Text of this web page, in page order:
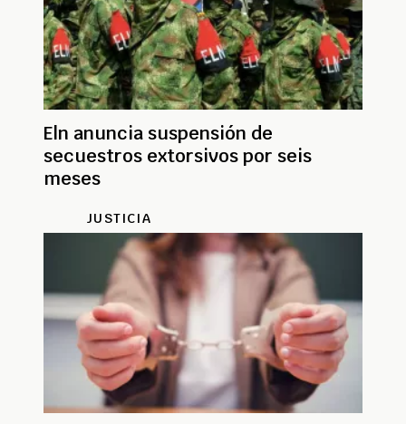
Eln anuncia suspensión de
secuestros extorsivos por seis
meses
JUSTICIA